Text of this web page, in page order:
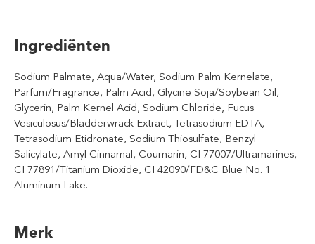
Ingrediënten
Sodium Palmate, Aqua/Water, Sodium Palm Kernelate,
Parfum/Fragrance, Palm Acid, Glycine Soja/Soybean Oil,
Glycerin, Palm Kernel Acid, Sodium Chloride, Fucus
Vesiculosus/Bladderwrack Extract, Tetrasodium EDTA,
Tetrasodium Etidronate, Sodium Thiosulfate, Benzyl
Salicylate, Amyl Cinnamal, Coumarin, CI 77007/Ultramarines,
CI 77891/Titanium Dioxide, CI 42090/FD&C Blue No. 1
Aluminum Lake.
Merk